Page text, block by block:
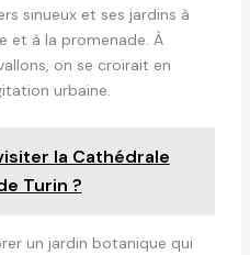
sinueux et ses jardins à
et à la promenade. À
on se croirait en
urbaine.
la Cathédrale
Turin ?
un jardin botanique qui